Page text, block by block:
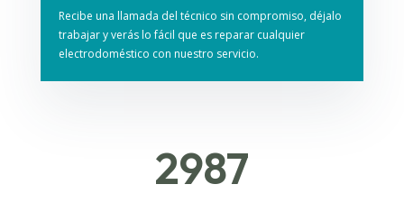
Recibe una llamada del técnico sin compromiso, déjalo
trabajar y verás lo fácil que es reparar cualquier
electrodoméstico con nuestro servicio.
2987